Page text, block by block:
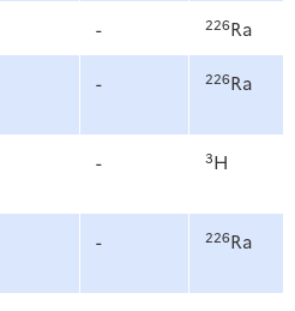
- 226Ra
- 226Ra
- 3H
- 226Ra